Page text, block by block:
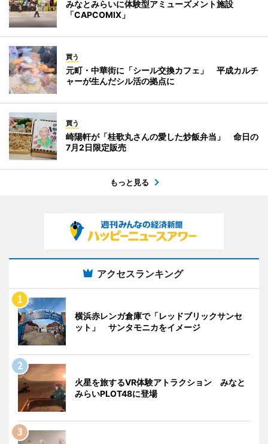
みなとみらいに体験型アミューズメント施設
「CAPCOMIX」
買う
元町・中華街に「シール交換カフェ」 平成カルチ
ャーが生んだシル活の拠点に
買う
崎陽軒が「桂歌丸さんの愛した炒飯弁当」 命日の
7月2日限定販売
もっと見る
アクセスランキング
横浜赤レンガ倉庫で「レッドブリックサンセ
ット」 サンタモニカをイメージ
火星を旅するVR体験アトラクション みなと
みらいPLOT48に登場